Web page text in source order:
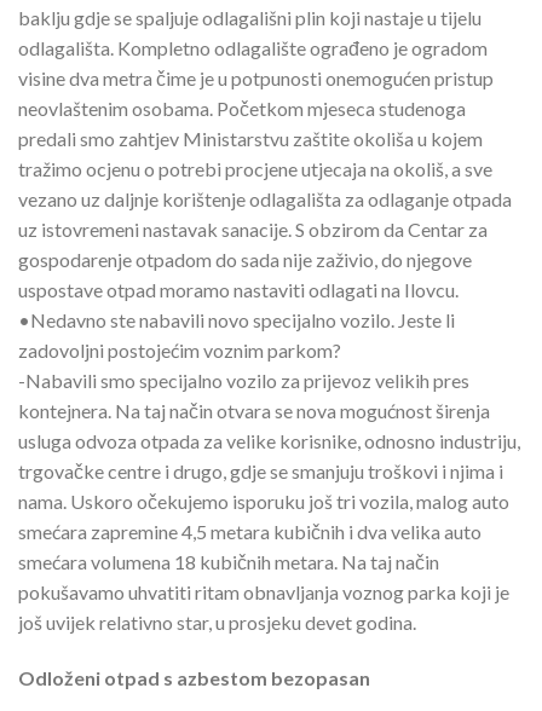
baklju gdje se spaljuje odlagališni plin koji nastaje u tijelu
odlagališta. Kompletno odlagalište ograđeno je ogradom
visine dva metra čime je u potpunosti onemogućen pristup
neovlaštenim osobama. Početkom mjeseca studenoga
predali smo zahtjev Ministarstvu zaštite okoliša u kojem
tražimo ocjenu o potrebi procjene utjecaja na okoliš, a sve
vezano uz daljnje korištenje odlagališta za odlaganje otpada
uz istovremeni nastavak sanacije. S obzirom da Centar za
gospodarenje otpadom do sada nije zaživio, do njegove
uspostave otpad moramo nastaviti odlagati na Ilovcu.
•Nedavno ste nabavili novo specijalno vozilo. Jeste li
zadovoljni postojećim voznim parkom?
-Nabavili smo specijalno vozilo za prijevoz velikih pres
kontejnera. Na taj način otvara se nova mogućnost širenja
usluga odvoza otpada za velike korisnike, odnosno industriju,
trgovačke centre i drugo, gdje se smanjuju troškovi i njima i
nama. Uskoro očekujemo isporuku još tri vozila, malog auto
smećara zapremine 4,5 metara kubičnih i dva velika auto
smećara volumena 18 kubičnih metara. Na taj način
pokušavamo uhvatiti ritam obnavljanja voznog parka koji je
još uvijek relativno star, u prosjeku devet godina.
Odloženi otpad s azbestom bezopasan